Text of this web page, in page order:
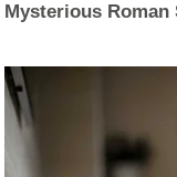
Mysterious Roman